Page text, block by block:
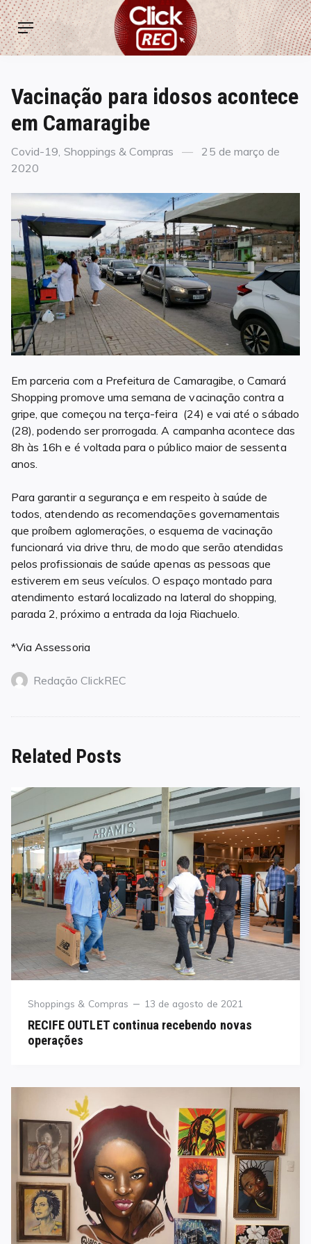
Skip
to
content
ClickREC
Menu
Vacinação para idosos acontece
em Camaragibe
Categories
Covid-19, Shoppings & Compras
Posted
25 de março de
2020
Em parceria com a Prefeitura de Camaragibe, o Camará
Shopping promove uma semana de vacinação contra a
gripe, que começou na terça-feira (24) e vai até o sábado
(28), podendo ser prorrogada. A campanha acontece das
8h às 16h e é voltada para o público maior de sessenta
anos.
Para garantir a segurança e em respeito à saúde de
todos, atendendo as recomendações governamentais
que proíbem aglomerações, o esquema de vacinação
funcionará via drive thru, de modo que serão atendidas
pelos profissionais de saúde apenas as pessoas que
estiverem em seus veículos. O espaço montado para
atendimento estará localizado na lateral do shopping,
parada 2, próximo a entrada da loja Riachuelo.
*Via Assessoria
Redação ClickREC
Related Posts
Category
Shoppings & Compras
Posted
13 de agosto de 2021
RECIFE OUTLET continua recebendo novas
operações